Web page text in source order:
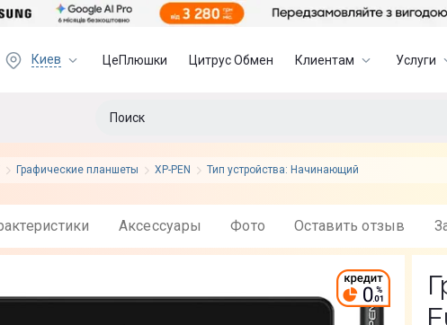
Киев ЦеПлюшки Цитрус Обмен Клиентам Услуги
Графические планшеты XP-PEN Тип устройства: Начинающий
Аксессуары Фото Оставить отзыв